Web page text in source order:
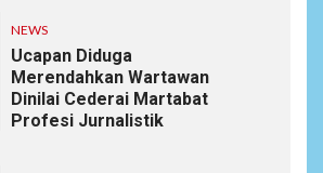
NEWS
Ucapan Diduga
Merendahkan Wartawan
Dinilai Cederai Martabat
Profesi Jurnalistik